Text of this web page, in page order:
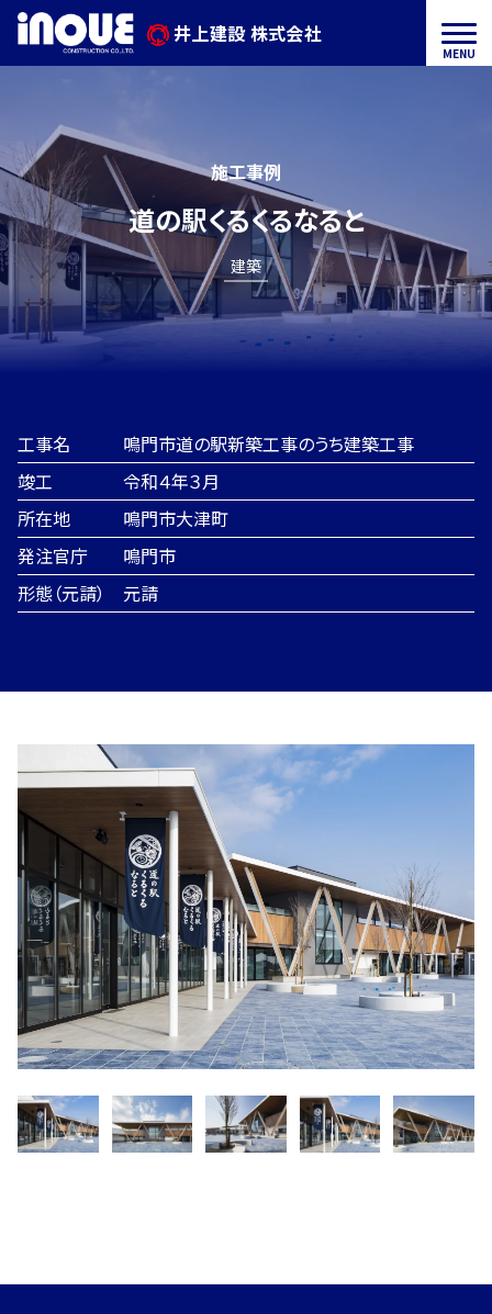
へ
プ
す
る
井上建設 株式会社
井
建
設
株
式
社
メ
ニ
井
上
建
設
に
つ
い
事
業
内
容
事 事
施
工
事
例
採
用
情
報
報
施工事例
道の駅くるくるなると
建築
工事名
鳴門市道の駅新築工事のうち建築工事
竣工
令和４年３月
所在地
鳴門市大津町
発注官庁
鳴門市
形態（元請）
元請